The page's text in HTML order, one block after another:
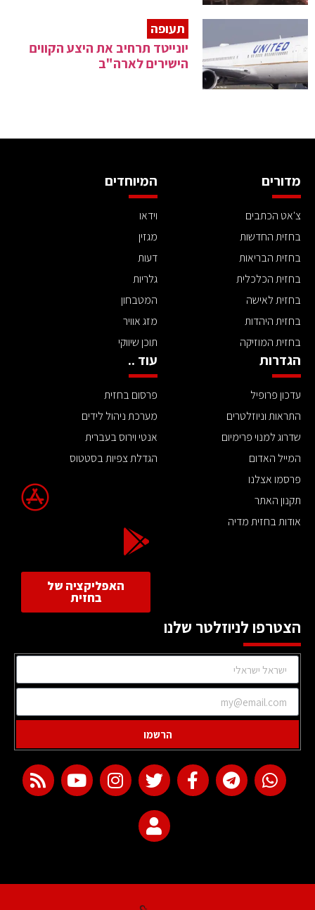
תעופה
יונייטד תרחיב את היצע הקווים
הישירים לארה"ב
מדורים
צ'אט הכתבים
בחזית החדשות
בחזית הבריאות
בחזית הכלכלית
בחזית לאישה
בחזית היהדות
בחזית המוזיקה
המיוחדים
וידאו
מגזין
דעות
גלריות
המטבחון
מזג אוויר
תוכן שיווקי
הגדרות
עדכון פרופיל
התראות וניוזלטרים
שדרוג למנוי פרימיום
המייל האדום
פרסמו אצלנו
תקנון האתר
אודות בחזית מדיה
עוד ..
פרסום בחזית
מערכת ניהול לידים
אנטי וירוס בעברית
הגדלת צפיות בסטטוס
האפליקציה של
בחזית
הצטרפו לניוזלטר שלנו
הרשמו